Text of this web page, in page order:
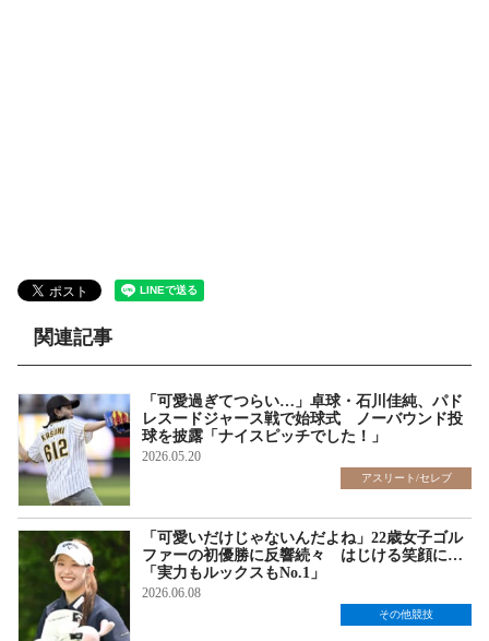
関連記事
「可愛過ぎてつらい…」卓球・石川佳純、パド
レスードジャース戦で始球式 ノーバウンド投
球を披露「ナイスピッチでした！」
2026.05.20
アスリート/セレブ
「可愛いだけじゃないんだよね」22歳女子ゴル
ファーの初優勝に反響続々 はじける笑顔に…
「実力もルックスもNo.1」
2026.06.08
その他競技